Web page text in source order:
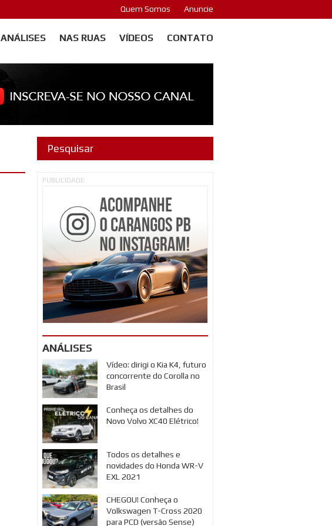
Quem Somos Anuncie
ANÁLISES NAS RUAS VÍDEOS CONTATO
PUBLICIDADE
ANÁLISES
Vídeo: dirigi o Kia K4, futuro
concorrente do Corolla no
Brasil
Conheça os detalhes do
Novo Volvo XC40 Elétrico!
Todos os detalhes e
novidades do Honda WR-V
EXL 2021
CHEGOU! Conheça o
Volkswagen T-Cross 2020
para PCD (versão Sense)